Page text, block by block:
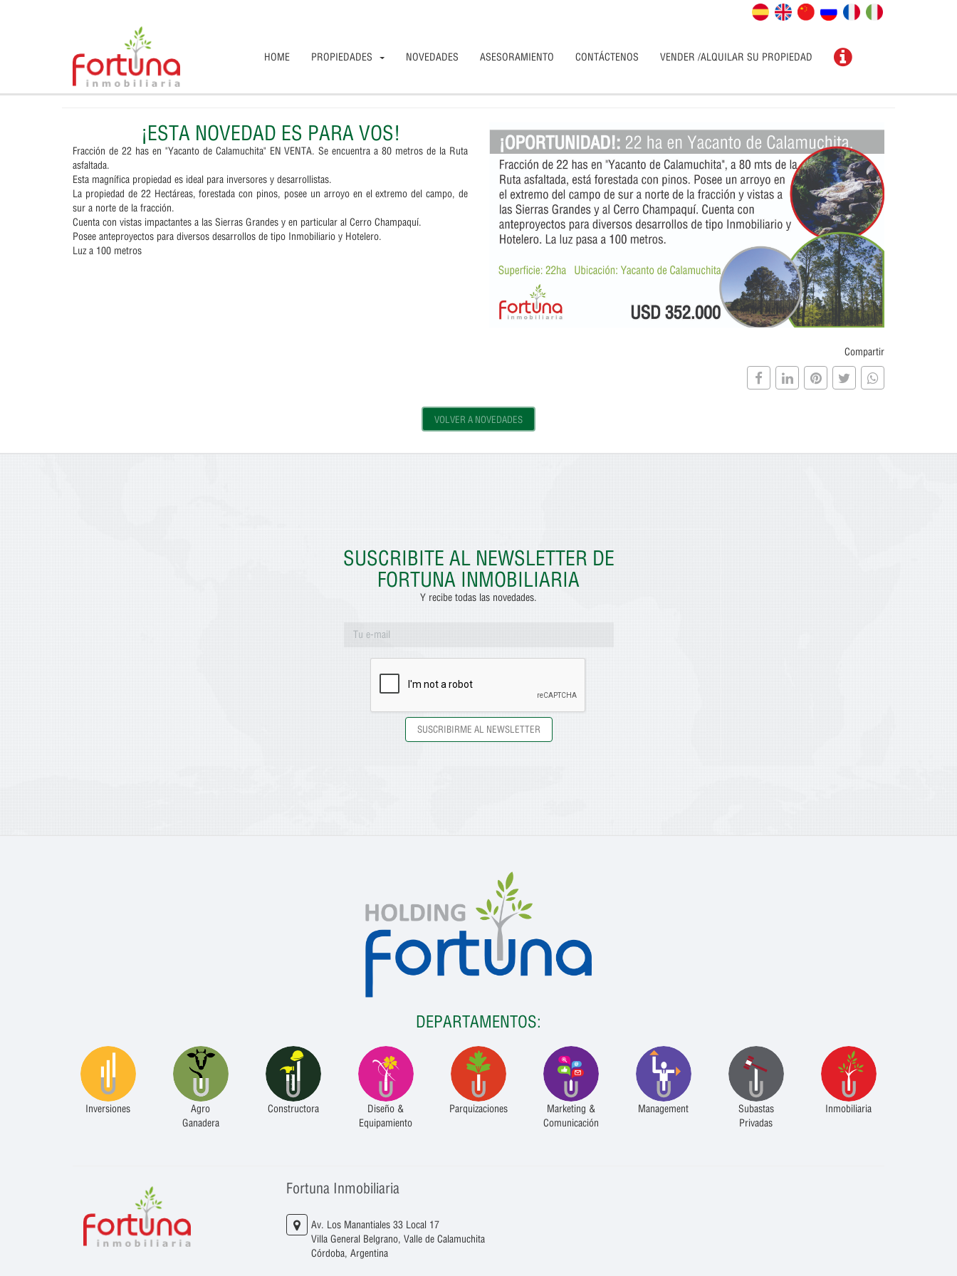
HOME PROPIEDADES NOVEDADES ASESORAMIENTO CONTÁCTENOS VENDER /ALQUILAR SU PROPIEDAD
¡ESTA NOVEDAD ES PARA VOS!
Fracción de 22 has en "Yacanto de Calamuchita" EN VENTA. Se encuentra a 80 metros de la Ruta
asfaltada.
Esta magnífica propiedad es ideal para inversores y desarrollistas.
La propiedad de 22 Hectáreas, forestada con pinos, posee un arroyo en el extremo del campo, de
sur a norte de la fracción.
Cuenta con vistas impactantes a las Sierras Grandes y en particular al Cerro Champaquí.
Posee anteproyectos para diversos desarrollos de tipo Inmobiliario y Hotelero.
Luz a 100 metros
Compartir
VOLVER A NOVEDADES
SUSCRIBITE AL NEWSLETTER DE
FORTUNA INMOBILIARIA
Y recibe todas las novedades.
DEPARTAMENTOS:
Inversiones
Agro
Ganadera
Constructora
Diseño &
Equipamiento
Parquizaciones
Marketing &
Comunicación
Management
Subastas
Privadas
Inmobiliaria
Fortuna Inmobiliaria
Av. Los Manantiales 33 Local 17
Villa General Belgrano, Valle de Calamuchita
Córdoba, Argentina